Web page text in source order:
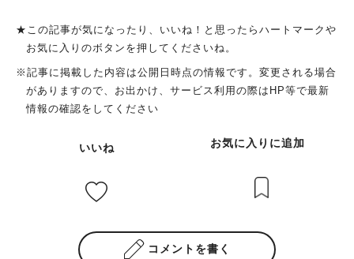
★この記事が気になったり、いいね！と思ったらハートマークや
お気に入りのボタンを押してくださいね。
※記事に掲載した内容は公開日時点の情報です。変更される場合
がありますので、お出かけ、サービス利用の際はHP等で最新
情報の確認をしてください
いいね お気に入りに追加
コメントを書く